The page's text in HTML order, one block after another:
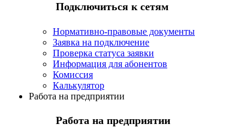
Подключиться к сетям
Нормативно-правовые документы
Заявка на подключение
Проверка статуса заявки
Информация для абонентов
Комиссия
Калькулятор
Работа на предприятии
Работа на предприятии